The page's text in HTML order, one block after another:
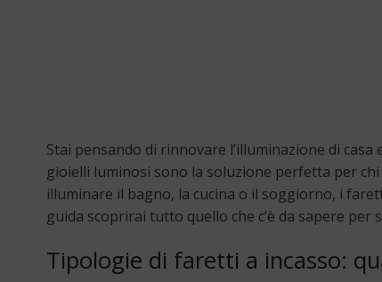
Stai pensando di rinnovare l’illuminazione di
gioielli luminosi sono la soluzione perfetta per
illuminare il bagno, la cucina o il soggiorno, i
guida scoprirai tutto quello che c’è da sapere
Tipologie di faretti a incasso: